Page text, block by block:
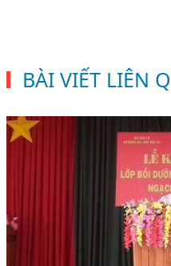
BÀI VIẾT LIÊN